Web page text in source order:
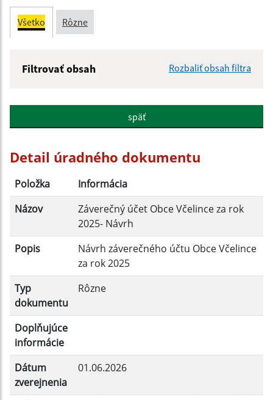
Všetko Rôzne
Filtrovať obsah Rozbaliť obsah filtra
Popis:
Dátum zverejnenia do:
Filtrovať
späť
Detail úradného dokumentu
Položka
Informácia
Názov
Záverečný účet Obce Včelince za rok
2025- Návrh
Popis
Návrh záverečného účtu Obce Včelince
za rok 2025
Typ
dokumentu
Rôzne
Doplňujúce
informácie
Dátum
zverejnenia
01.06.2026